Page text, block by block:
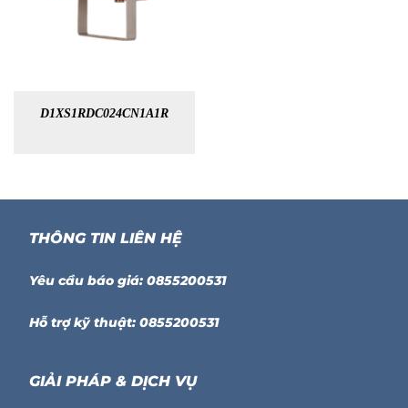
D1XS1RDC024CN1A1R
THÔNG TIN LIÊN HỆ
Yêu cầu báo giá: 0855200531
Hỗ trợ kỹ thuật: 0855200531
GIẢI PHÁP & DỊCH VỤ